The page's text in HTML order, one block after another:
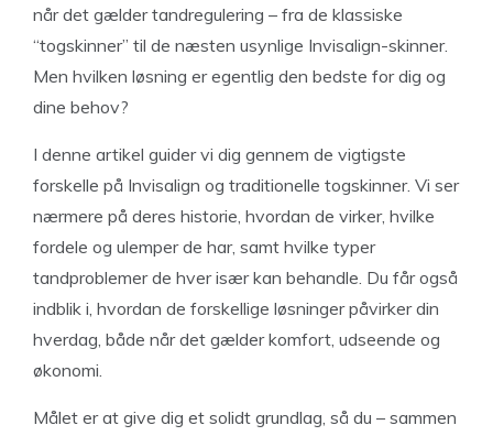
når det gælder tandregulering – fra de klassiske
“togskinner” til de næsten usynlige Invisalign-skinner.
Men hvilken løsning er egentlig den bedste for dig og
dine behov?
I denne artikel guider vi dig gennem de vigtigste
forskelle på Invisalign og traditionelle togskinner. Vi ser
nærmere på deres historie, hvordan de virker, hvilke
fordele og ulemper de har, samt hvilke typer
tandproblemer de hver især kan behandle. Du får også
indblik i, hvordan de forskellige løsninger påvirker din
hverdag, både når det gælder komfort, udseende og
økonomi.
Målet er at give dig et solidt grundlag, så du – sammen